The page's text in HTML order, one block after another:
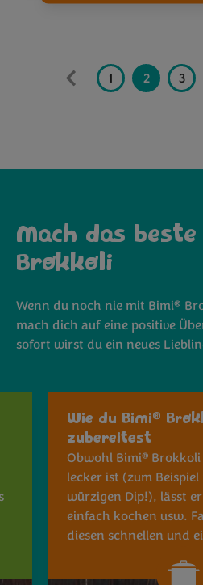
1 2 3
Mach das
Brokkoli
Wenn du noch nie mit Bimi®
mach dich auf eine positive
sofort wirst du ein neues
Wie du Bimi®
zubereitest
Obwohl Bimi®
lecker ist (zum
würzigen Dip!), lässt er
einfach kochen usw.
diesen schnellen und
Zubereitungstipps für
an.